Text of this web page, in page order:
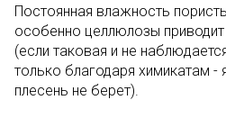
Постоянная влажность
особенно целлюлозы приводит
(если таковая и не
только благодаря химикатам
плесень не берет).